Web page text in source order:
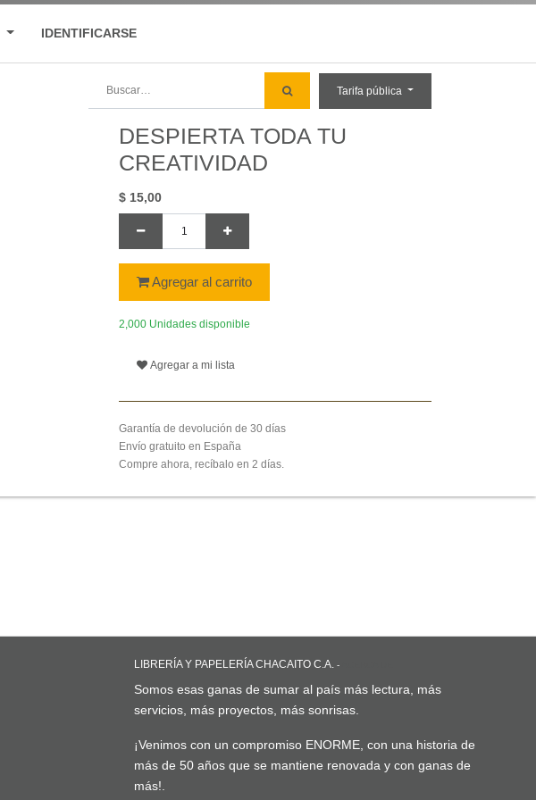
IDENTIFICARSE
Tarifa pública
DESPIERTA TODA TU
CREATIVIDAD
$ 15,00
Agregar al carrito
2,000 Unidades disponible
Agregar a mi lista
Garantía de devolución de 30 días
Envío gratuito en España
Compre ahora, recíbalo en 2 días.
LIBRERÍA Y PAPELERÍA CHACAITO C.A. -
Somos esas ganas de sumar al país más lectura, más
servicios, más proyectos, más sonrisas.
¡Venimos con un compromiso ENORME, con una historia de
más de 50 años que se mantiene renovada y con ganas de
más!.